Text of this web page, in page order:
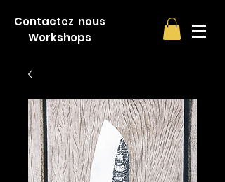
Workshops
Contactez nous